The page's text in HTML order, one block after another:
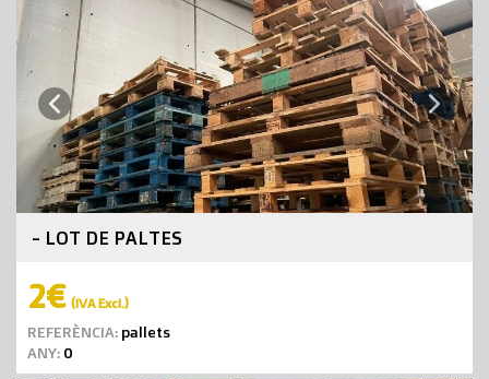
Previous Next
- LOT DE PALTES
2€ (IVA Excl.)
REFERÈNCIA: pallets
ANY: 0